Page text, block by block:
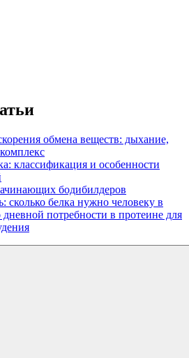
обмена веществ: дыхание,
классификация и особенности
бодибилдеров
сколько белка нужно человеку в
дневной потребности в протеине для